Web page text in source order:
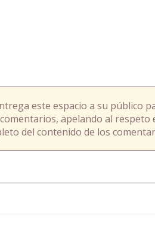
este espacio a su público
apelando al respeto
del contenido de los